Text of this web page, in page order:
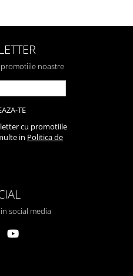
noastre
cu promotiile
in Politica de
social media